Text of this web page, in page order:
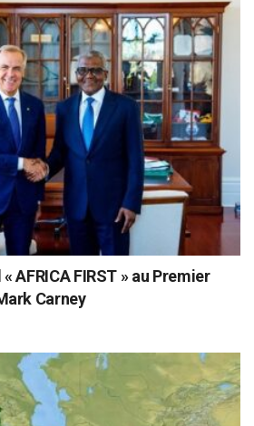
AFRICA FIRST » au Premier
Carney